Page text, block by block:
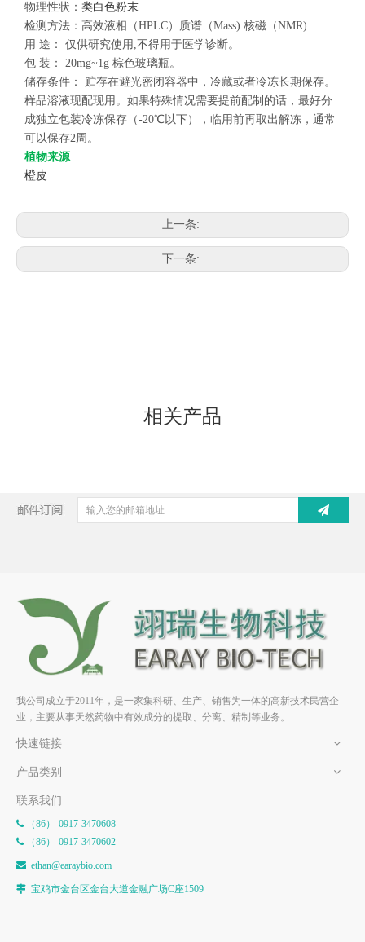
物理性状： 类白色粉末
检测方法：高效液相（HPLC）质谱（Mass) 核磁（NMR)
用 途： 仅供研究使用 ,不得用于医学诊断。
包 装： 20mg~1g 棕色玻璃瓶。
储存条件：
贮存在避光密闭容器中，冷藏或者冷冻长期保存。
样品溶液现配现用。如果特殊情况需要提前配制的话，最好分
成独立包装冷冻保存（-20℃以下），临用前再取出解冻，通常
可以保存2周。
植物来源
橙皮
上一条:
下一条:
相关产品
新橙皮苷二氢查尔酮
HPLC>98% 中药标准品 对照
品
准品 对照品
我公司成立于2011年，是一家集科研、生产、销售为一体的高新技术民营企
业，主要从事天然药物中有效成分的提取、分离、精制等业务。
快速链接
产品类别
联系我们
（86）-0917-3470608
（86）-0917-3470602
 ethan@earaybio.com
 宝鸡市金台区金台大道金融广场C座1509